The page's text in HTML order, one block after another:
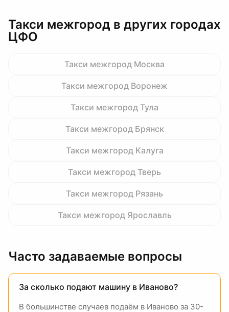
Такси межгород в других городах
ЦФО
Такси межгород Москва
Такси межгород Воронеж
Такси межгород Тула
Такси межгород Брянск
Такси межгород Калуга
Такси межгород Тверь
Такси межгород Рязань
Такси межгород Ярославль
Часто задаваемые вопросы
За сколько подают машину в Иваново?
В большинстве случаев подаём в Иваново за 30-